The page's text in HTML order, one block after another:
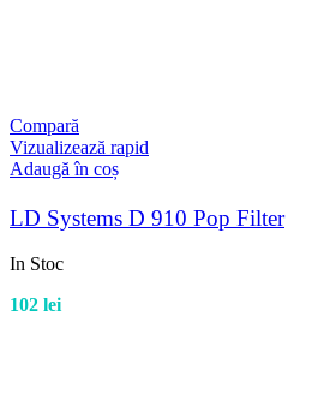
Compară
Vizualizează rapid
Adaugă în coș
LD Systems D 910 Pop Filter
In Stoc
102 lei